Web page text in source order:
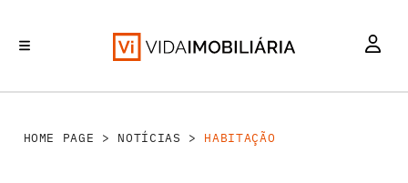
HOME PAGE > NOTÍCIAS > HABITAÇÃO